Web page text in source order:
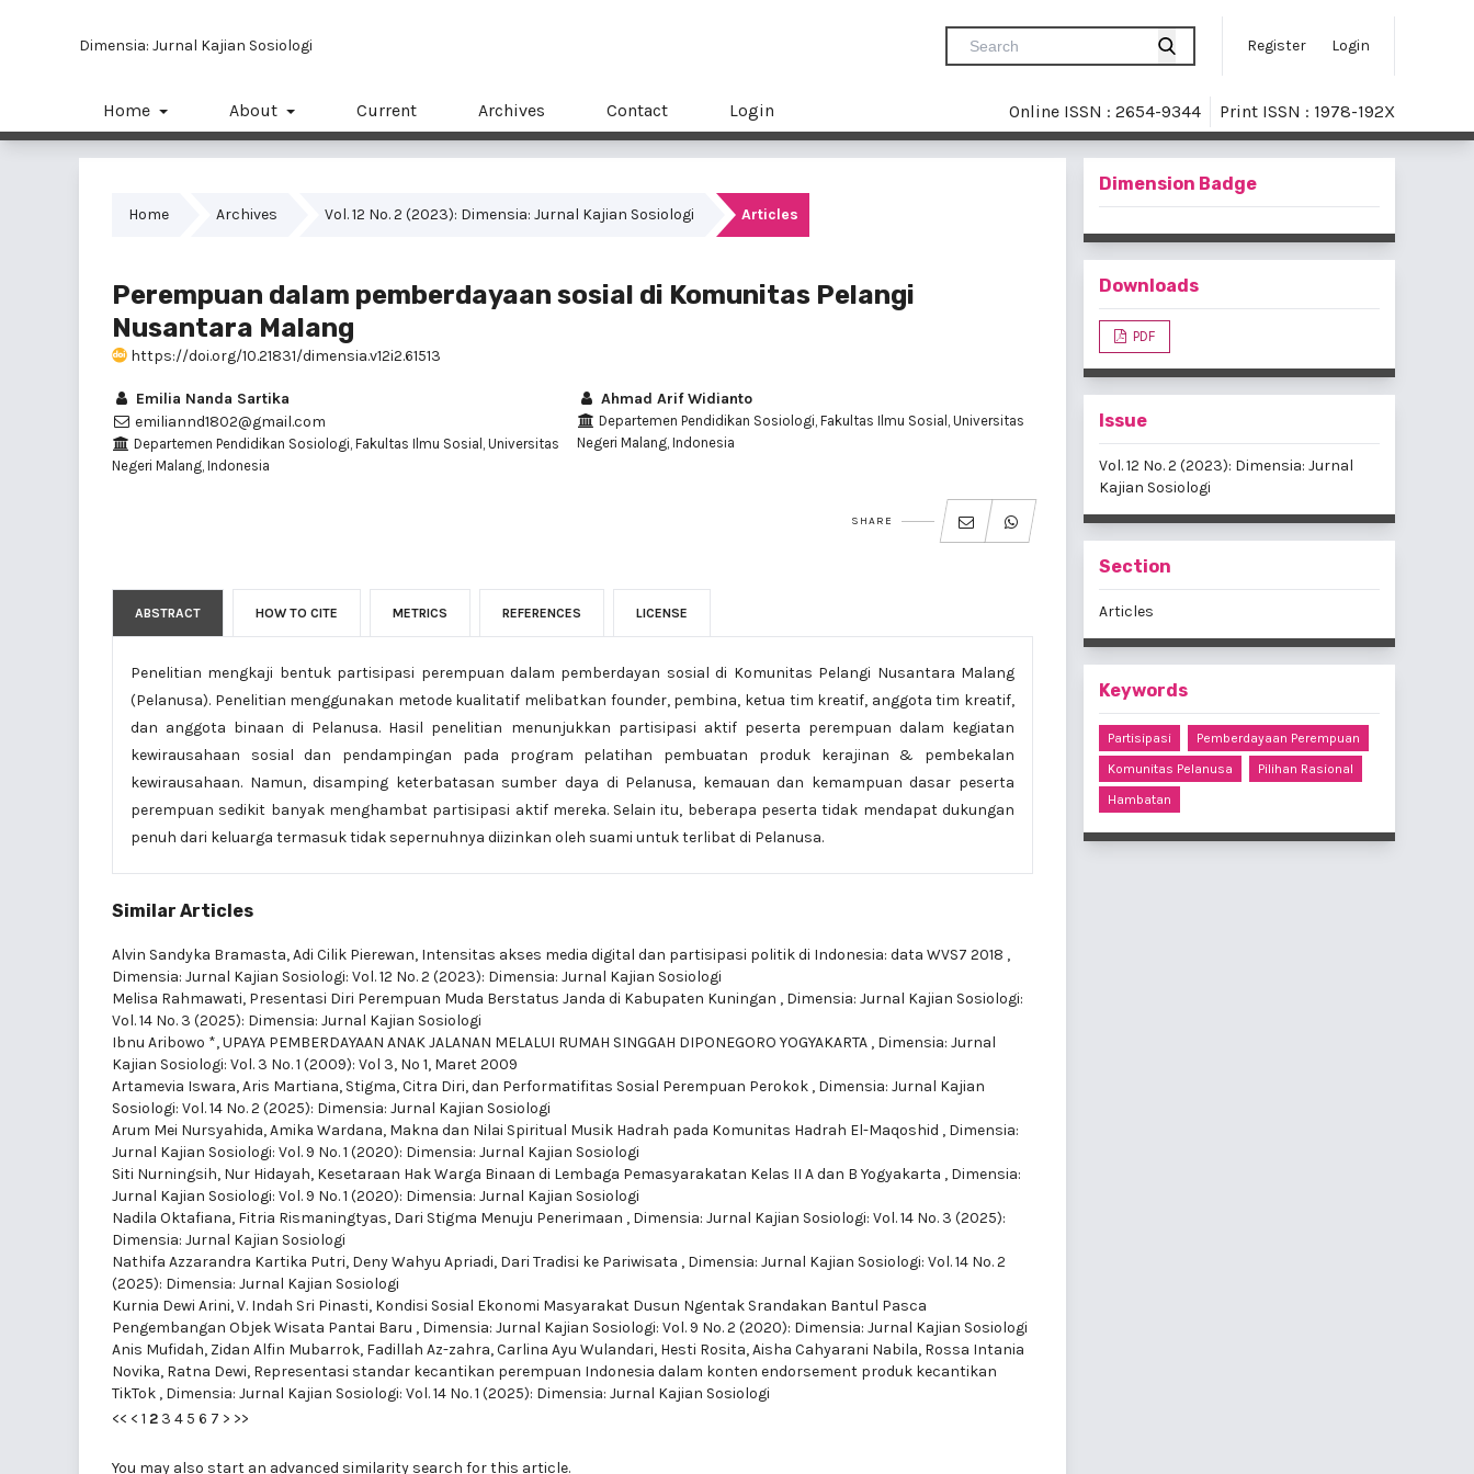
Dimensia: Jurnal Kajian Sosiologi Register Login
Home About Current Archives Contact Login Online ISSN : 2654-9344 Print ISSN : 1978-192X
Home Archives Vol. 12 No. 2 (2023): Dimensia: Jurnal Kajian Sosiologi Articles
Perempuan dalam pemberdayaan sosial di Komunitas Pelangi
Nusantara Malang
https://doi.org/10.21831/dimensia.v12i2.61513
Emilia Nanda Sartika
emiliannd1802@gmail.com
Departemen Pendidikan Sosiologi, Fakultas Ilmu Sosial, Universitas
Negeri Malang, Indonesia
Ahmad Arif Widianto
Departemen Pendidikan Sosiologi, Fakultas Ilmu Sosial, Universitas
Negeri Malang, Indonesia
SHARE
ABSTRACT HOW TO CITE METRICS REFERENCES LICENSE
Penelitian mengkaji bentuk partisipasi perempuan dalam pemberdayan sosial di Komunitas Pelangi Nusantara Malang
(Pelanusa). Penelitian menggunakan metode kualitatif melibatkan founder, pembina, ketua tim kreatif, anggota tim kreatif,
dan anggota binaan di Pelanusa. Hasil penelitian menunjukkan partisipasi aktif peserta perempuan dalam kegiatan
kewirausahaan sosial dan pendampingan pada program pelatihan pembuatan produk kerajinan & pembekalan
kewirausahaan. Namun, disamping keterbatasan sumber daya di Pelanusa, kemauan dan kemampuan dasar peserta
perempuan sedikit banyak menghambat partisipasi aktif mereka. Selain itu, beberapa peserta tidak mendapat dukungan
penuh dari keluarga termasuk tidak sepernuhnya diizinkan oleh suami untuk terlibat di Pelanusa.
Similar Articles
Alvin Sandyka Bramasta, Adi Cilik Pierewan, Intensitas akses media digital dan partisipasi politik di Indonesia: data WVS7 2018 ,
Dimensia: Jurnal Kajian Sosiologi: Vol. 12 No. 2 (2023): Dimensia: Jurnal Kajian Sosiologi
Melisa Rahmawati, Presentasi Diri Perempuan Muda Berstatus Janda di Kabupaten Kuningan , Dimensia: Jurnal Kajian Sosiologi:
Vol. 14 No. 3 (2025): Dimensia: Jurnal Kajian Sosiologi
Ibnu Aribowo *,UPAYA PEMBERDAYAAN ANAK JALANAN MELALUI RUMAH SINGGAH DIPONEGORO YOGYAKARTA , Dimensia: Jurnal
Kajian Sosiologi: Vol. 3 No. 1 (2009): Vol 3, No 1, Maret 2009
Artamevia Iswara, Aris Martiana, Stigma, Citra Diri, dan Performatifitas Sosial Perempuan Perokok , Dimensia: Jurnal Kajian
Sosiologi: Vol. 14 No. 2 (2025): Dimensia: Jurnal Kajian Sosiologi
Arum Mei Nursyahida, Amika Wardana, Makna dan Nilai Spiritual Musik Hadrah pada Komunitas Hadrah El-Maqoshid , Dimensia:
Jurnal Kajian Sosiologi: Vol. 9 No. 1 (2020): Dimensia: Jurnal Kajian Sosiologi
Siti Nurningsih, Nur Hidayah, Kesetaraan Hak Warga Binaan di Lembaga Pemasyarakatan Kelas II A dan B Yogyakarta , Dimensia:
Jurnal Kajian Sosiologi: Vol. 9 No. 1 (2020): Dimensia: Jurnal Kajian Sosiologi
Nadila Oktafiana, Fitria Rismaningtyas, Dari Stigma Menuju Penerimaan , Dimensia: Jurnal Kajian Sosiologi: Vol. 14 No. 3 (2025):
Dimensia: Jurnal Kajian Sosiologi
Nathifa Azzarandra Kartika Putri, Deny Wahyu Apriadi, Dari Tradisi ke Pariwisata , Dimensia: Jurnal Kajian Sosiologi: Vol. 14 No. 2
(2025): Dimensia: Jurnal Kajian Sosiologi
Kurnia Dewi Arini, V. Indah Sri Pinasti, Kondisi Sosial Ekonomi Masyarakat Dusun Ngentak Srandakan Bantul Pasca
Pengembangan Objek Wisata Pantai Baru , Dimensia: Jurnal Kajian Sosiologi: Vol. 9 No. 2 (2020): Dimensia: Jurnal Kajian Sosiologi
Anis Mufidah, Zidan Alfin Mubarrok, Fadillah Az-zahra, Carlina Ayu Wulandari, Hesti Rosita, Aisha Cahyarani Nabila, Rossa Intania
Novika, Ratna Dewi, Representasi standar kecantikan perempuan Indonesia dalam konten endorsement produk kecantikan
TikTok , Dimensia: Jurnal Kajian Sosiologi: Vol. 14 No. 1 (2025): Dimensia: Jurnal Kajian Sosiologi
<< < 1 2 3 4 5 6 7 > >>
You may also start an advanced similarity search for this article.
Dimension Badge
Downloads
PDF
Issue
Vol. 12 No. 2 (2023): Dimensia: Jurnal
Kajian Sosiologi
Section
Articles
Keywords
Partisipasi
Pemberdayaan Perempuan
Komunitas Pelanusa
Pilihan Rasional
Hambatan